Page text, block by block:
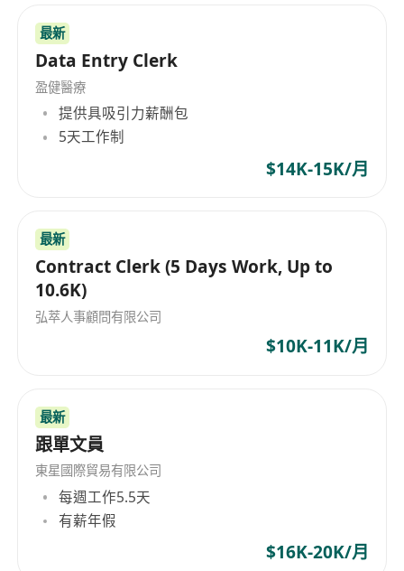
最新
Data Entry Clerk
盈健醫療
提供具吸引力薪酬包
5天工作制
$14K-15K/月
最新
Contract Clerk (5 Days Work, Up to
10.6K)
弘萃人事顧問有限公司
$10K-11K/月
最新
跟單文員
東星國際貿易有限公司
每週工作5.5天
有薪年假
$16K-20K/月